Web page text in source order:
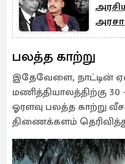
பலத்த காற்று
இதேவேளை, நாட்டின்
மணித்தியாலத்திற்கு 30
ஓரளவு பலத்த காற்று
திணைக்களம்